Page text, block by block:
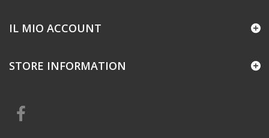
IL MIO ACCOUNT
STORE INFORMATION